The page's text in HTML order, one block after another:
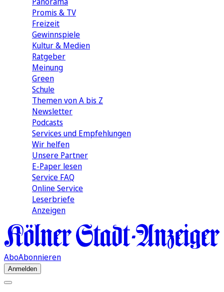
Promis & TV
Freizeit
Gewinnspiele
Kultur & Medien
Ratgeber
Meinung
Green
Schule
Themen von A bis Z
Newsletter
Podcasts
Services und Empfehlungen
Wir helfen
Unsere Partner
E-Paper lesen
Service FAQ
Online Service
Leserbriefe
Anzeigen
AboAbonnieren
Anmelden